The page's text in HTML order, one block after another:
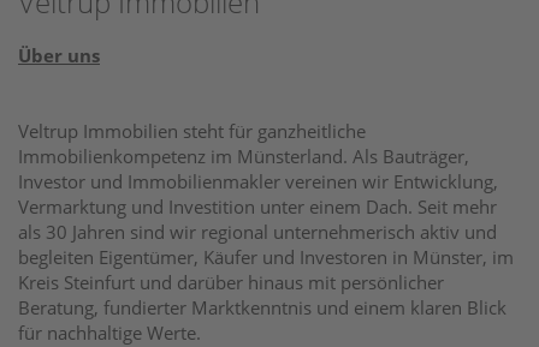
Über uns
Veltrup Immobilien steht für ganzheitliche
Immobilienkompetenz im Münsterland. Als Bauträger,
Investor und Immobilienmakler vereinen wir Entwicklung,
Vermarktung und Investition unter einem Dach. Seit mehr
als 30 Jahren sind wir regional unternehmerisch aktiv und
begleiten Eigentümer, Käufer und Investoren in Münster, im
Kreis Steinfurt und darüber hinaus mit persönlicher
Beratung, fundierter Marktkenntnis und einem klaren Blick
für nachhaltige Werte.